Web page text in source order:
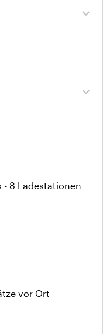
expand_more
expand_more
- 8 Ladestationen
vor Ort